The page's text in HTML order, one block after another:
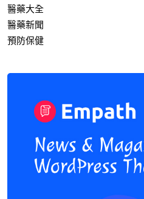
醫藥大全
醫藥新聞
預防保健